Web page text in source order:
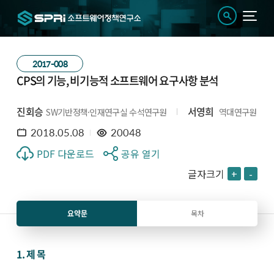
2017-008
CPS의 기능, 비기능적 소프트웨어 요구사항 분석
진회승 SW기반정책·인재연구실 수석연구원 서영희 역대연구원
2018.05.08 20048
PDF 다운로드
공유 열기
글자크기 + -
요약문 목차
1. 제 목